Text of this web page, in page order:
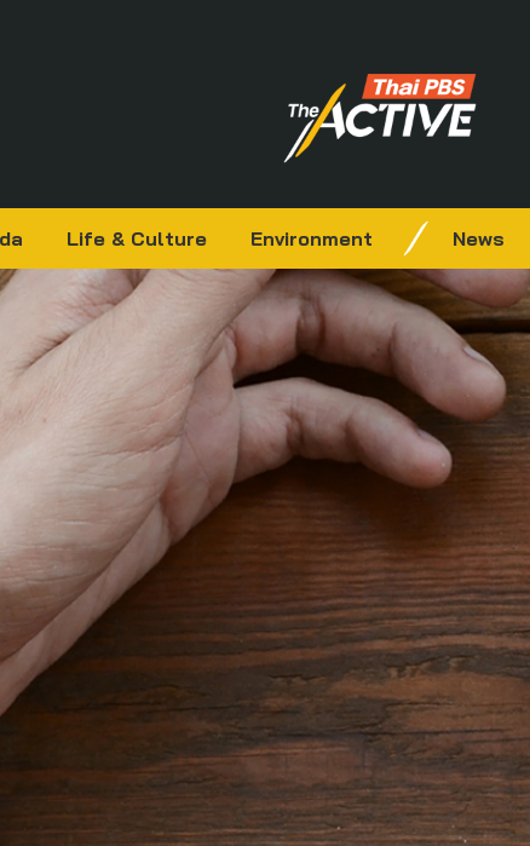
Life & Culture Environment News